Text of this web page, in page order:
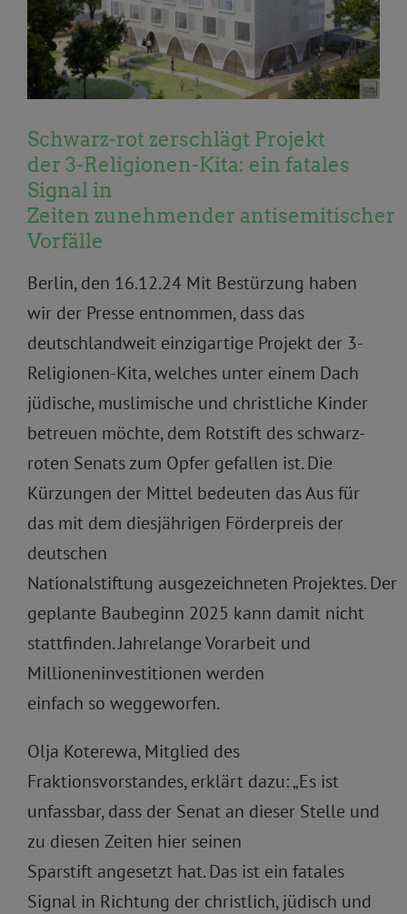
Schwarz-rot zerschlägt Projekt
der 3-Religionen-Kita: ein fatales
Signal in
Zeiten zunehmender antisemitischer
Vorfälle
Berlin, den 16.12.24 Mit Bestürzung haben
wir der Presse entnommen, dass das
deutschlandweit einzigartige Projekt der 3-
Religionen-Kita, welches unter einem Dach
jüdische, muslimische und christliche Kinder
betreuen möchte, dem Rotstift des schwarz-
roten Senats zum Opfer gefallen ist. Die
Kürzungen der Mittel bedeuten das Aus für
das mit dem diesjährigen Förderpreis der
deutschen
Nationalstiftung ausgezeichneten Projektes. Der
geplante Baubeginn 2025 kann damit nicht
stattfinden. Jahrelange Vorarbeit und
Millioneninvestitionen werden
einfach so weggeworfen.
Olja Koterewa, Mitglied des
Fraktionsvorstandes, erklärt dazu: „Es ist
unfassbar, dass der Senat an dieser Stelle und
zu diesen Zeiten hier seinen
Sparstift angesetzt hat. Das ist ein fatales
Signal in Richtung der christlich, jüdisch und